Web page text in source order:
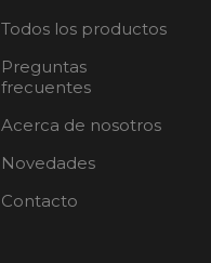
Todos los productos
Preguntas
frecuentes
Acerca de nosotros
Novedades
Contacto